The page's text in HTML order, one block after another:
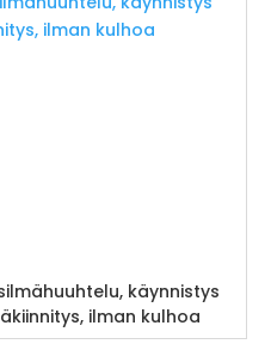
käynnistys
ilman kulhoa